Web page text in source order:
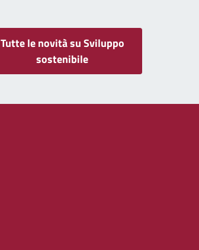
Tutte le novità su Sviluppo
sostenibile